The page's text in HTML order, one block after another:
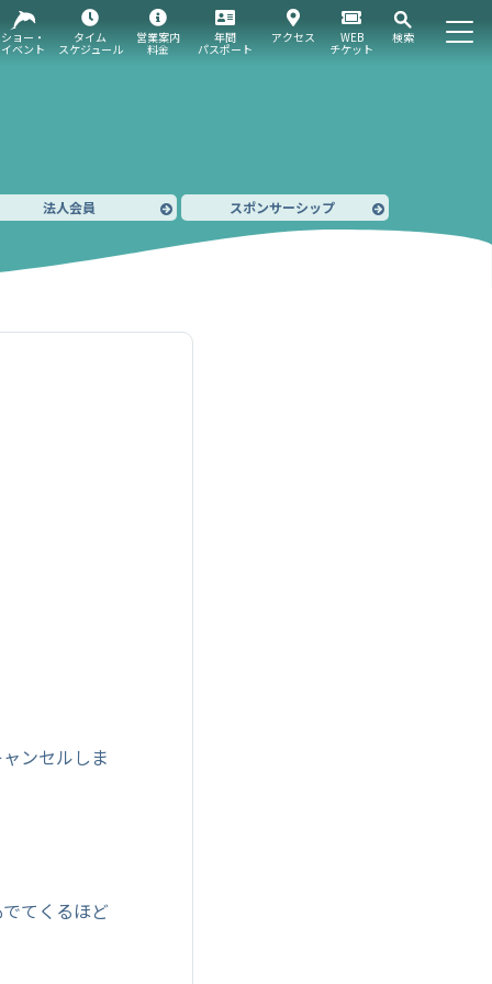
WEB
チケット
検索
ショー・
イベント
タイム
スケジュール
営業案内
料金
年間
パスポート
アクセス
法人会員 スポンサーシップ
ンセルしま
てくるほど